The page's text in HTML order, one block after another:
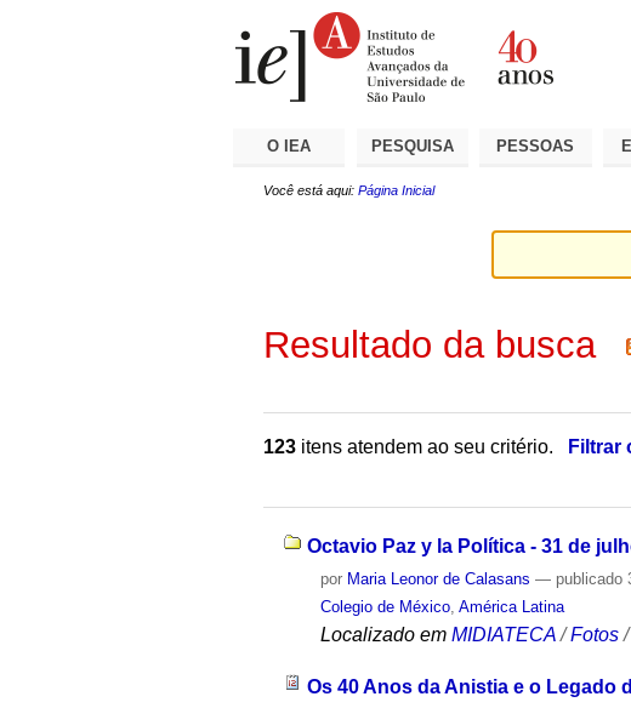
O IEA PESQUISA PESSOAS
Você está aqui: Página Inicial
Resultado da busca
123 itens atendem ao seu critério.
Filtrar
Octavio Paz y la Política - 31 de
por Maria Leonor de Calasans — publicado
Colegio de México ,América Latina
Localizado em MIDIATECA /Fotos
Os 40 Anos da Anistia e o Legado